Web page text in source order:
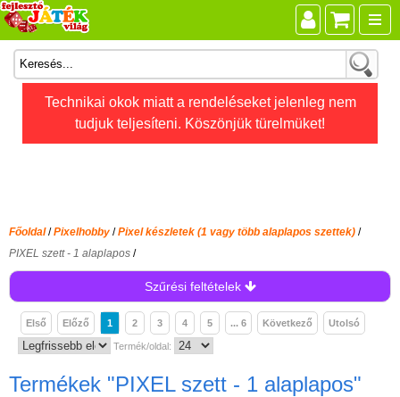
Technikai okok miatt a rendeléseket jelenleg nem
tudjuk teljesíteni. Köszönjük türelmüket!
Főoldal/Pixelhobby /Pixel készletek (1 vagy több alaplapos szettek) /
PIXEL szett - 1 alaplapos /
Szűrési feltételek
Első Előző 1 2 3 4 5 ... 6 Következő Utolsó
Termék/oldal:
Termékek "PIXEL szett - 1 alaplapos"
Összes játék
Játékok életkor szerint
Diafilm
Építőjáték
Foglalkoztató füzet
Fajátékok